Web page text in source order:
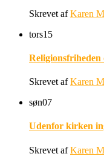
Skrevet afKaren
tors15
Religionsfriheden
Skrevet afKaren
søn07
Udenfor kirken
Skrevet afKaren